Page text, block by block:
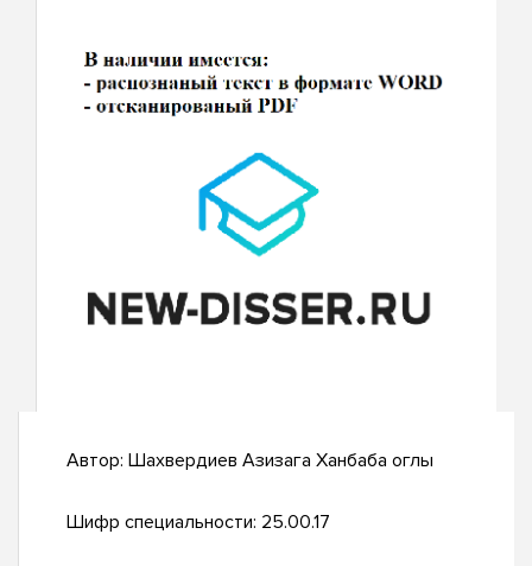
Автор: Шахвердиев Азизага Ханбаба оглы
Шифр специальности: 25.00.17